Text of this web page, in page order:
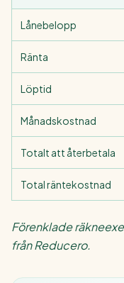
Lånebelopp
Ränta
Löptid
Månadskostnad
Totalt att återbetala
Total räntekostnad
Förenklade
från Reducero.